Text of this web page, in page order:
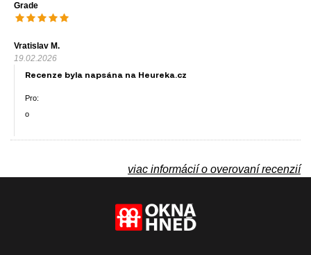
Grade
Vratislav M.
19.02.2026
Recenze byla napsána na Heureka.cz
Pro:
o
viac informácií o overovaní recenzií